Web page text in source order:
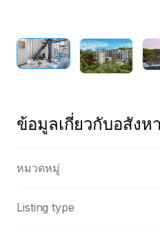
ข้อมูลเกี่ยวกับอสังห
หมวดหมู่
Listing type